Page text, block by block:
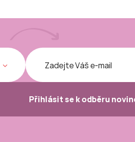
Přihlásit se k odběru